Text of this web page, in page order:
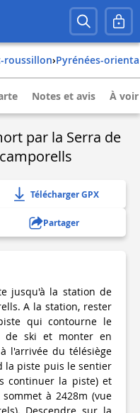
roussillon› pyrénées-
Notes et avis À
par la Serra de
Télécharger GPX
Partager
jusqu'à la station de
A la station, rester
qui contourne le
de ski et monter en
l'arrivée du télésiège
la piste puis le sentier
continuer la piste) et
à 2428m (vue